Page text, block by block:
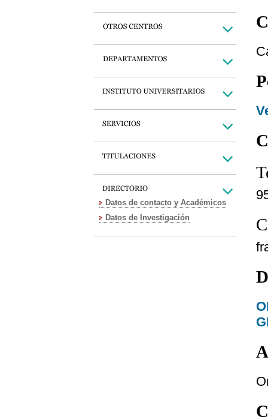
Datos de contacto y Académicos
Datos de Investigación